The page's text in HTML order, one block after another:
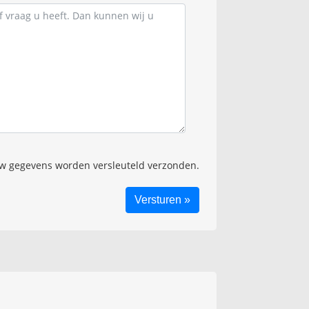
gegevens worden versleuteld verzonden.